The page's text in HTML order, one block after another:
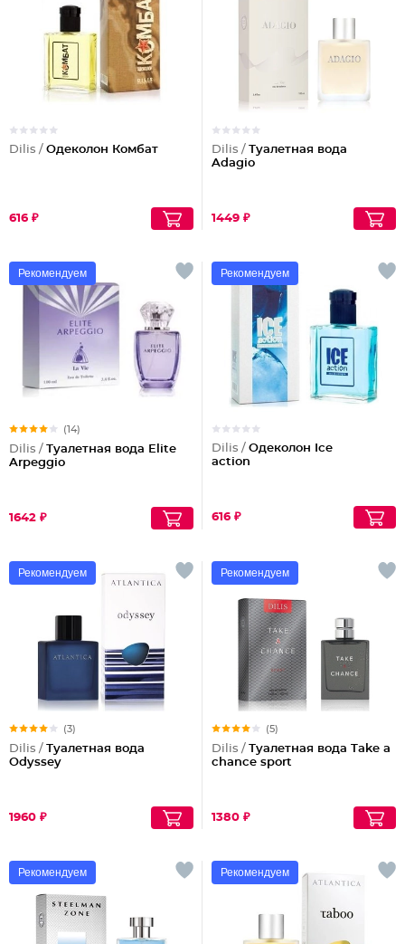
Dilis / Одеколон Комбат
616 ₽
Dilis / Туалетная вода
Adagio
1449 ₽
Рекомендуем
(14)
Dilis / Туалетная вода Elite
Arpeggio
1642 ₽
Рекомендуем
Dilis / Одеколон Ice
action
616 ₽
Рекомендуем
(3)
Dilis / Туалетная вода
Odyssey
1960 ₽
Рекомендуем
(5)
Dilis / Туалетная вода Take a
chance sport
1380 ₽
Рекомендуем Рекомендуем